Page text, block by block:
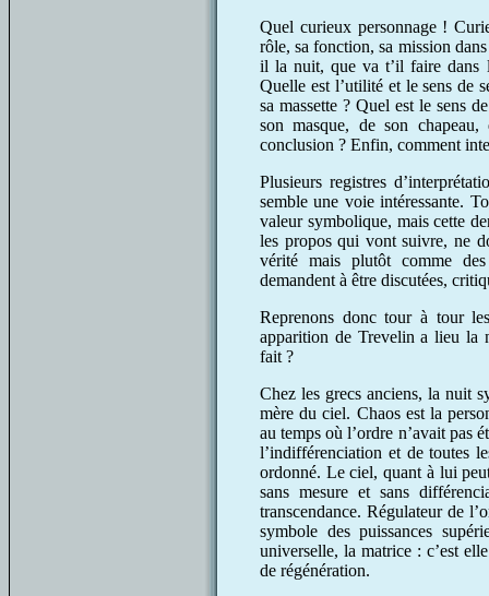
Quel curieux personnage !
rôle, sa fonction, sa mission
il la nuit, que va t’il faire dans
Quelle est l’utilité et le sens de
sa massette ? Quel est le sens
son masque, de son
conclusion ? Enfin, comment
Plusieurs registres
semble une voie intéressante.
valeur symbolique, mais cette
les propos qui vont suivre, ne
vérité mais plutôt comme
demandent à être discutées,
Reprenons donc tour à tour
apparition de Trevelin a lieu la
fait ?
Chez les grecs anciens, la nuit
mère du ciel. Chaos est la
au temps où l’ordre n’avait pas
l’indifférenciation et de toutes
ordonné. Le ciel, quant à lui
sans mesure et sans
transcendance. Régulateur de
symbole des puissances
universelle, la matrice : c’est
de régénération.